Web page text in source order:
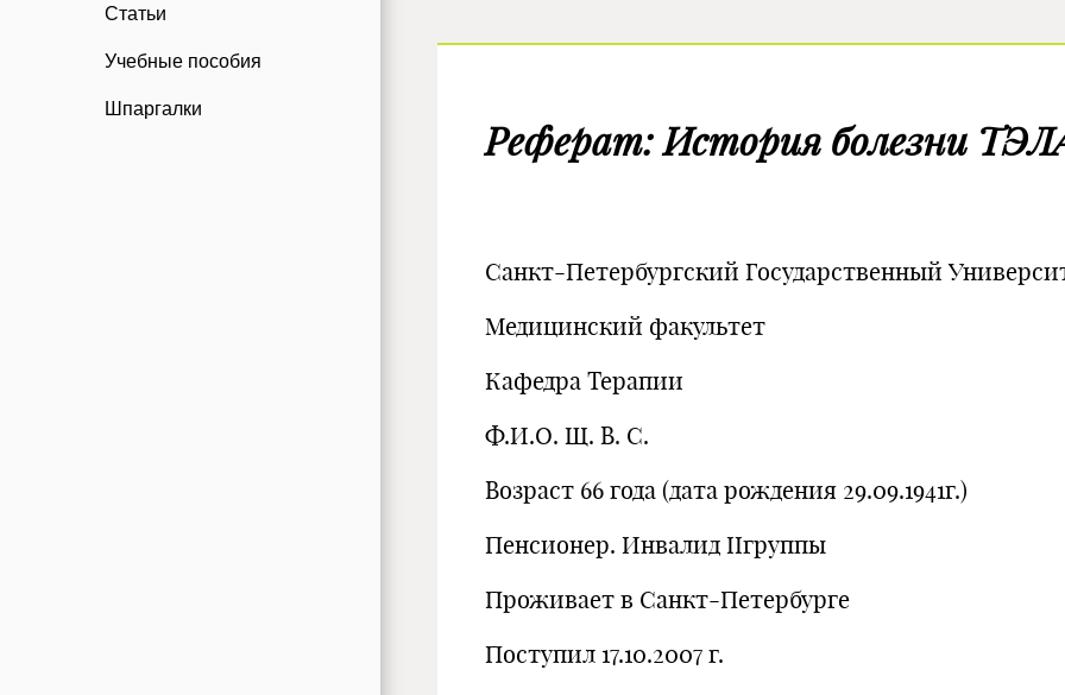
Статьи
Учебные пособия
Шпаргалки
Реферат: История болезни
Санкт-Петербургский Государственный
Медицинский факультет
Кафедра Терапии
Ф.И.О. Щ. В. С.
Возраст 66 года (дата рождения 29.09.1941г.)
Пенсионер. Инвалид IIгруппы
Проживает в Санкт-Петербурге
Поступил 17.10.2007 г.